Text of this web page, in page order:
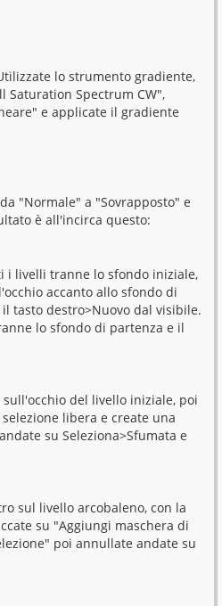
lo strumento gradiente,
Saturation Spectrum CW",
e applicate il gradiente
"Normale" a "Sovrapposto" e
è all'incirca questo:
i livelli tranne lo sfondo iniziale,
accanto allo sfondo di
tasto destro>Nuovo dal visibile.
lo sfondo di partenza e il
del livello iniziale, poi
libera e create una
su Seleziona>Sfumata e
sul livello arcobaleno, con la
su "Aggiungi maschera di
poi annullate andate su